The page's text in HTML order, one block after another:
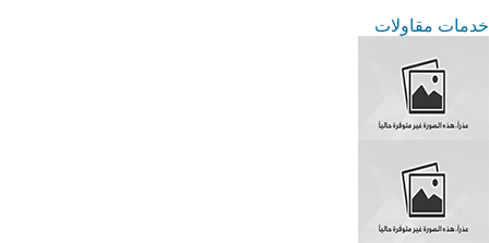
خدمات مقاولات